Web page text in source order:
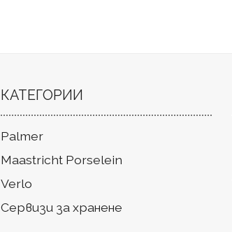
КАТЕГОРИИ
Palmer
Maastricht Porselein
Verlo
Сервизи за хранене